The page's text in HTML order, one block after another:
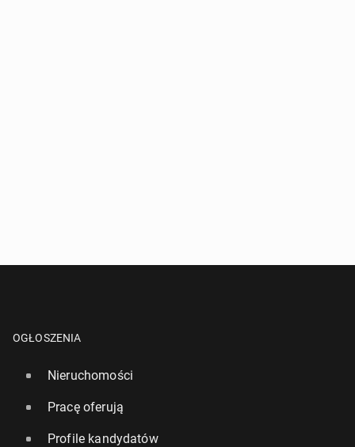
OGŁOSZENIA
Nieruchomości
Pracę oferują
Profile kandydatów